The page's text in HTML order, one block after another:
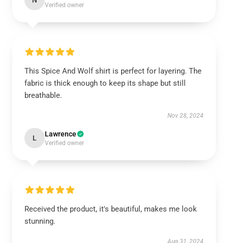
Verified owner
This Spice And Wolf shirt is perfect for layering. The
fabric is thick enough to keep its shape but still
breathable.
Nov 28, 2024
L Lawrence
Verified owner
Received the product, it's beautiful, makes me look
stunning.
Aug 31, 2024